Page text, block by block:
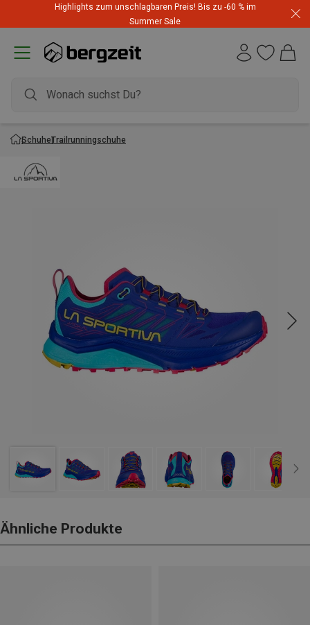
Highlights zum unschlagbaren Preis! Bis zu -60 % im
Summer Sale
SchuheTrailrunningschuhe
Ähnliche Produkte